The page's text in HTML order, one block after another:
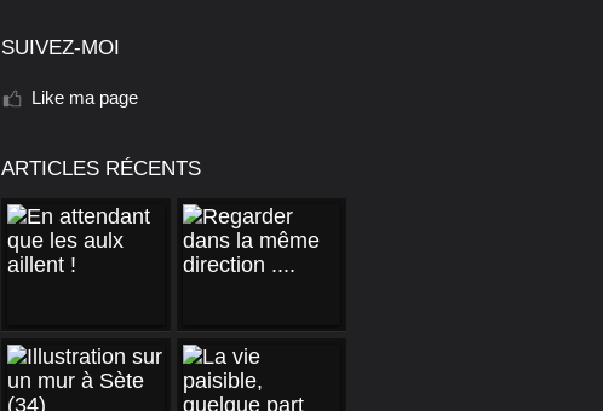
SUIVEZ-MOI
Like ma page
ARTICLES RÉCENTS